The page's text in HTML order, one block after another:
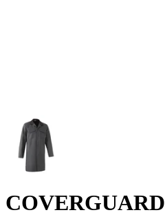
COVERGUARD